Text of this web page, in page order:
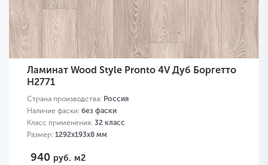
Ламинат Wood Style Pronto 4V Дуб Боргетто
H2771
Страна производства: Россия
Наличие фаски: без фаски
Класс применения: 32 класс
Размер: 1292х193х8 мм
940 руб. м2